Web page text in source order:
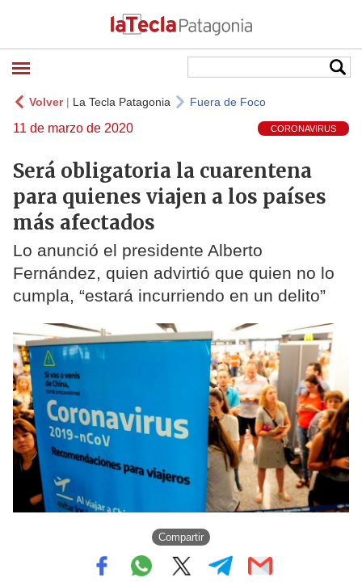
Volver| La Tecla Patagonia Fuera de Foco
11 de marzo de 2020 CORONAVIRUS
Será obligatoria la cuarentena
para quienes viajen a los países
más afectados
Lo anunció el presidente Alberto
Fernández, quien advirtió que quien no lo
cumpla, “estará incurriendo en un delito”
Compartir